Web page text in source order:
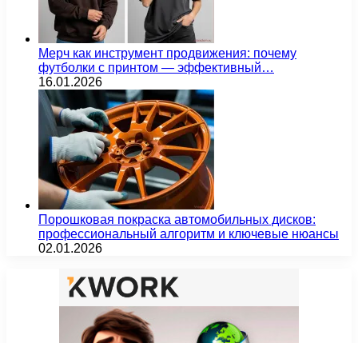
Мерч как инструмент продвижения: почему
футболки с принтом — эффективный…
16.01.2026
Порошковая покраска автомобильных дисков:
профессиональный алгоритм и ключевые нюансы
02.01.2026